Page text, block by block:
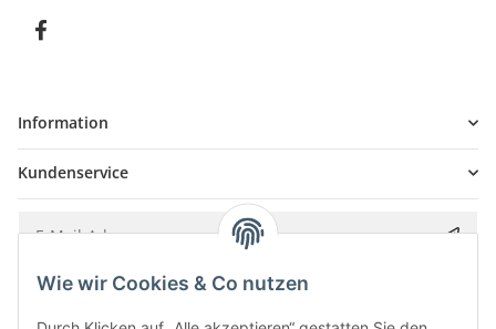
Information
Kundenservice
Bitte senden Sie mir entsprechend IhrerDatenschutzerklärung
Wie wir Cookies & Co nutzen